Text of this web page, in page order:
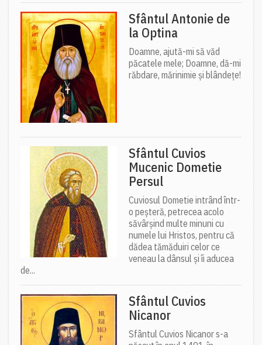
Sfântul Antonie de
la Optina
Doamne, ajută-mi să văd
păcatele mele; Doamne, dă-mi
răbdare, mărinimie şi blândeţe!
Sfântul Cuvios
Mucenic Dometie
Persul
Cuviosul Dometie intrând într-
o peșteră, petrecea acolo
săvârșind multe minuni cu
numele lui Hristos, pentru că
dădea tămăduiri celor ce
veneau la dânsul și îi aducea
de...
Sfântul Cuvios
Nicanor
Sfântul Cuvios Nicanor s-a